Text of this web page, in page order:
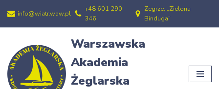
Przejdź
treści
info@wiatr.waw.pl
+48 601 290
346
Zegrze, „Zielona
Binduga”
Warszawska
Akademia
Żeglarska